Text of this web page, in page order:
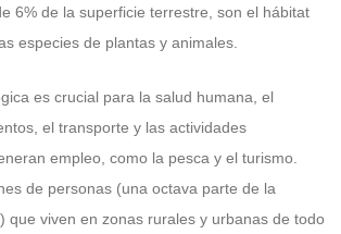
6% de la superficie terrestre, son el hábitat
especies de plantas y animales.
es crucial para la salud humana, el
el transporte y las actividades
empleo, como la pesca y el turismo.
de personas (una octava parte de la
que viven en zonas rurales y urbanas de todo